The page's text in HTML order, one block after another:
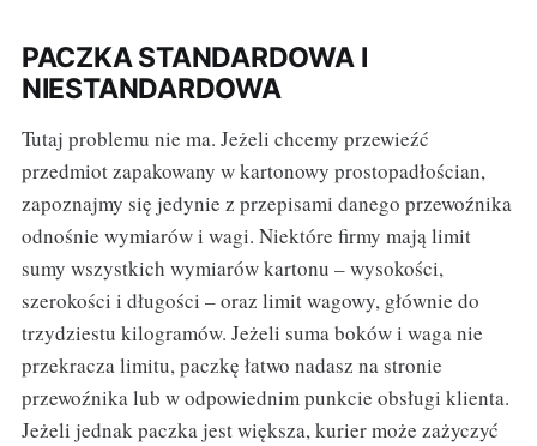
PACZKA STANDARDOWA I
NIESTANDARDOWA
Tutaj problemu nie ma. Jeżeli chcemy przewieźć
przedmiot zapakowany w kartonowy prostopadłościan,
zapoznajmy się jedynie z przepisami danego przewoźnika
odnośnie wymiarów i wagi. Niektóre firmy mają limit
sumy wszystkich wymiarów kartonu – wysokości,
szerokości i długości – oraz limit wagowy, głównie do
trzydziestu kilogramów. Jeżeli suma boków i waga nie
przekracza limitu, paczkę łatwo nadasz na stronie
przewoźnika lub w odpowiednim punkcie obsługi klienta.
Jeżeli jednak paczka jest większa, kurier może zażyczyć